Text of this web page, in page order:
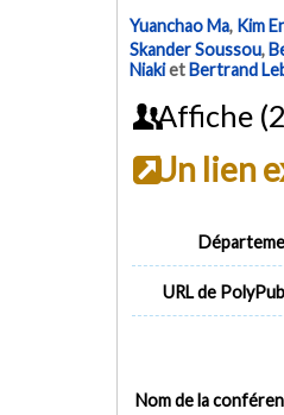
Yuanchao Ma, Kim
Skander Soussou,
NiakietBertrand
Affiche
Un lien
URL de
Nom de la